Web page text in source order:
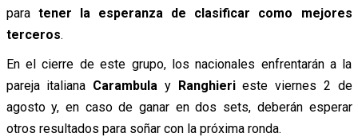
paratener la esperanza de clasificar como mejores
terceros.
En el cierre de este grupo, los nacionales enfrentarán a la
pareja italiana Carambula y Ranghierieste viernes 2 de
agosto y, en caso de ganar en dos sets, deberán esperar
otros resultados para soñar con la próxima ronda.